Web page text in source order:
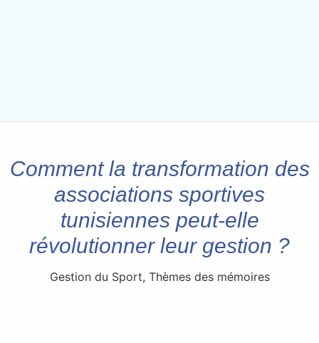
Comment la transformation des
associations sportives
tunisiennes peut-elle
révolutionner leur gestion ?
Gestion du Sport, Thèmes des mémoires